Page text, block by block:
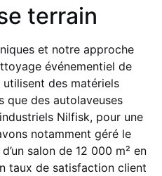
terrain
et notre approche
événementiel de
des matériels
que des autolaveuses
Nilfisk, pour une
notamment géré le
salon de 12 000 m² en
taux de satisfaction client